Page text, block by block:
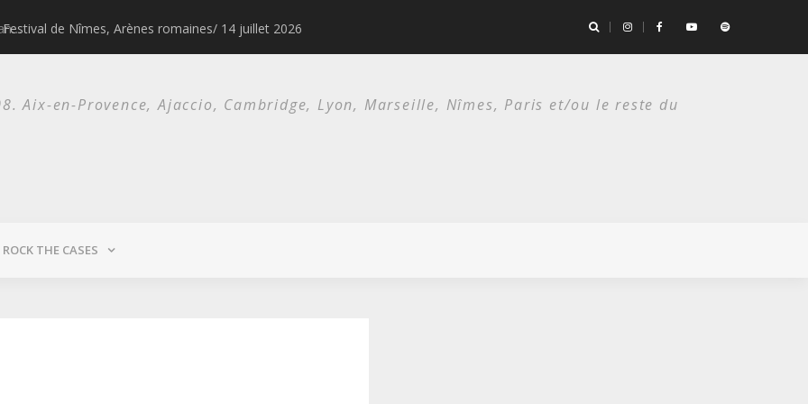
de Nîmes, Arènes romaines/ 14 juillet 2026
Aix-en-Provence, Ajaccio, Cambridge, Lyon, Marseille, Nîmes, Paris et/ou le reste du
ROCK THE CASES